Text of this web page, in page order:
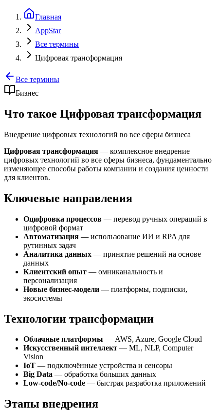
Главная
AppStar
Все термины
Цифровая трансформация
Все термины
Бизнес
Что такое Цифровая трансформация
Внедрение цифровых технологий во все сферы бизнеса
Цифровая трансформация — комплексное внедрение
цифровых технологий во все сферы бизнеса, фундаментально
изменяющее способы работы компании и создания ценности
для клиентов.
Ключевые направления
Оцифровка процессов — перевод ручных операций в
цифровой формат
Автоматизация — использование ИИ и RPA для
рутинных задач
Аналитика данных — принятие решений на основе
данных
Клиентский опыт — омниканальность и
персонализация
Новые бизнес-модели — платформы, подписки,
экосистемы
Технологии трансформации
Облачные платформы — AWS, Azure, Google Cloud
Искусственный интеллект — ML, NLP, Computer
Vision
IoT — подключённые устройства и сенсоры
Big Data — обработка больших данных
Low-code/No-code — быстрая разработка приложений
Этапы внедрения